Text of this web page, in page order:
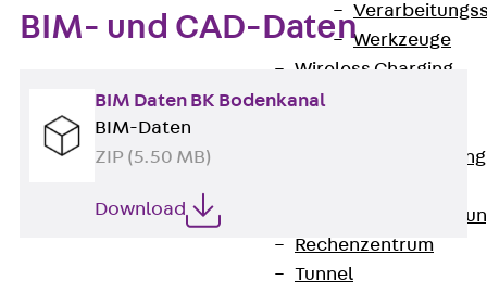
Werkzeuge
Wireless Charging
SystemPLUS
Bodengeführte
Rechenzentrum
Tunnel
BIM- und CAD-Daten
BIM Daten BK Bodenkanal
BIM-Daten
ZIP (5.50 MB)
Download